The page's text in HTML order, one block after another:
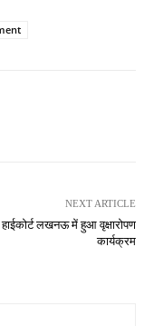
NEXT ARTICLE
हाईकोर्ट लखनऊ में हुआ वृक्षारोपण
कार्यक्रम